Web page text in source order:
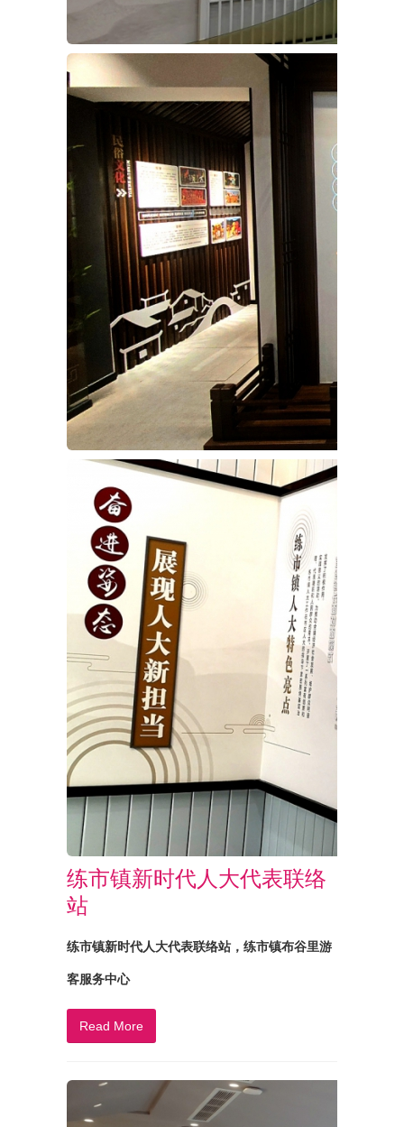
练市镇新时代人大代表联络
站
练市镇新时代人大代表联络站，练市镇布谷里游
客服务中心
Read More